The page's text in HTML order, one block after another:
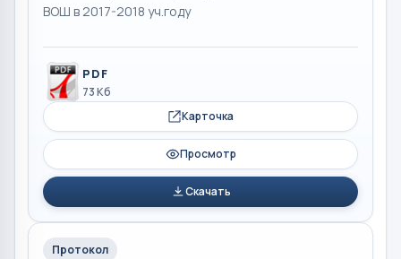
ВОШ в 2017-2018 уч.году
PDF
73 Кб
Карточка
Просмотр
Скачать
Протокол